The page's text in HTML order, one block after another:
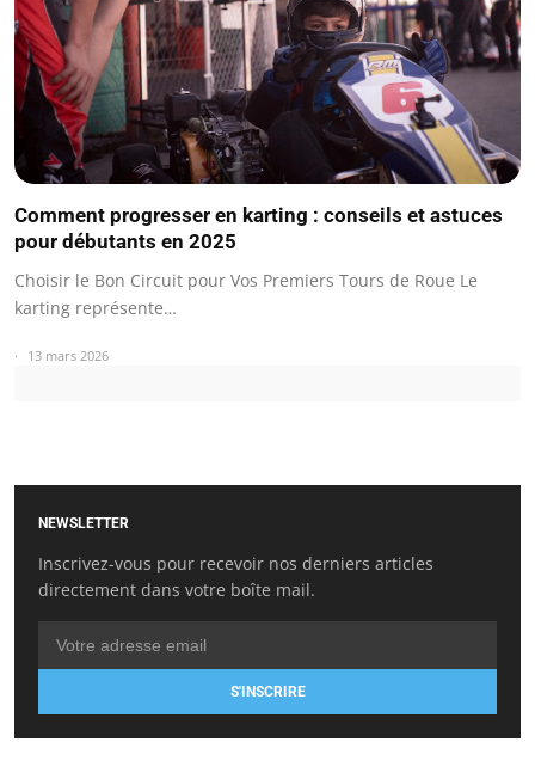
Comment progresser en karting : conseils et astuces
pour débutants en 2025
Choisir le Bon Circuit pour Vos Premiers Tours de Roue Le
karting représente…
13 mars 2026
NEWSLETTER
Inscrivez-vous pour recevoir nos derniers articles
directement dans votre boîte mail.
S'INSCRIRE